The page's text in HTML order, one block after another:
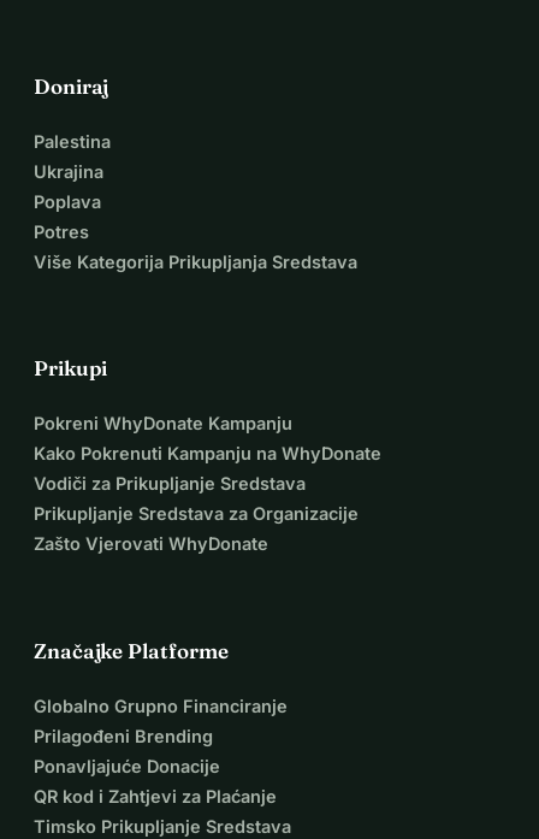
Doniraj
Palestina
Ukrajina
Poplava
Potres
Više Kategorija Prikupljanja Sredstava
Prikupi
Pokreni WhyDonate Kampanju
Kako Pokrenuti Kampanju na WhyDonate
Vodiči za Prikupljanje Sredstava
Prikupljanje Sredstava za Organizacije
Zašto Vjerovati WhyDonate
Značajke Platforme
Globalno Grupno Financiranje
Prilagođeni Brending
Ponavljajuće Donacije
QR kod i Zahtjevi za Plaćanje
Timsko Prikupljanje Sredstava